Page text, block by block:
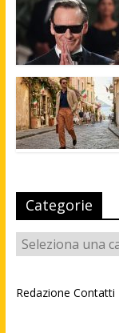
Categorie
Categorie
Redazione Contatti